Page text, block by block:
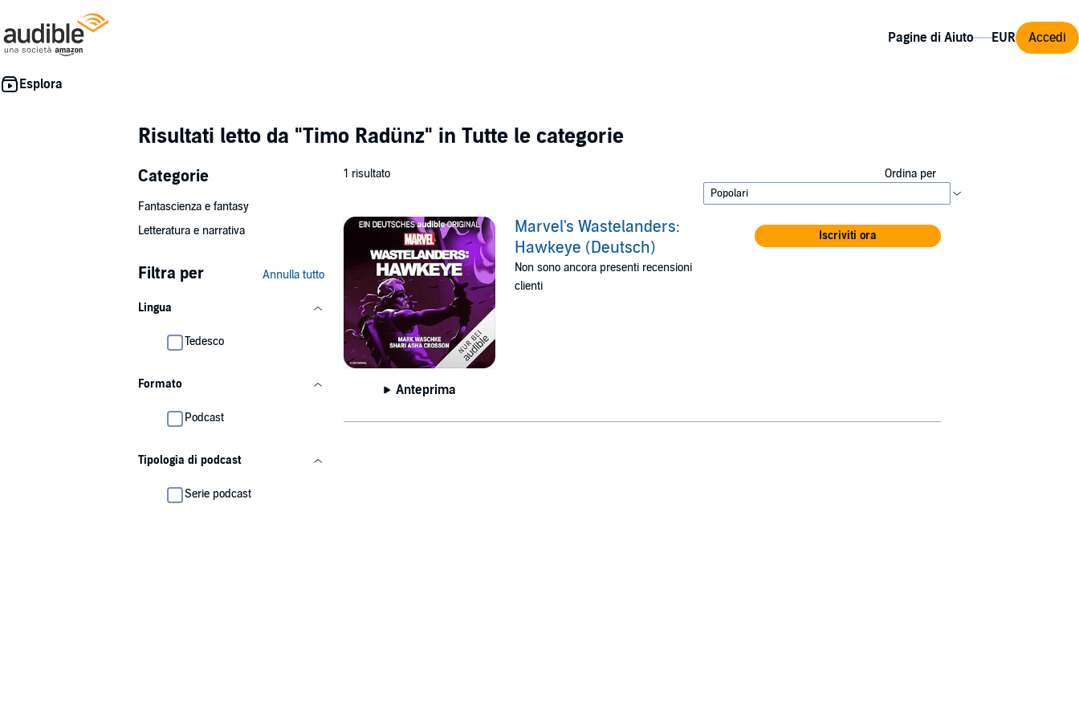
Pagine di Aiuto Accedi
Risultati letto da "Timo Radünz" in Tutte le categorie
Categorie
Fantascienza e fantasy
Letteratura e narrativa
Filtra per Annulla tutto
Lingua
Tedesco
Formato
Podcast
Tipologia di podcast
Serie podcast
1 risultato Ordina per
Anteprima
Marvel's Wastelanders:
Hawkeye (Deutsch)
Non sono ancora presenti recensioni
clienti
Iscriviti ora